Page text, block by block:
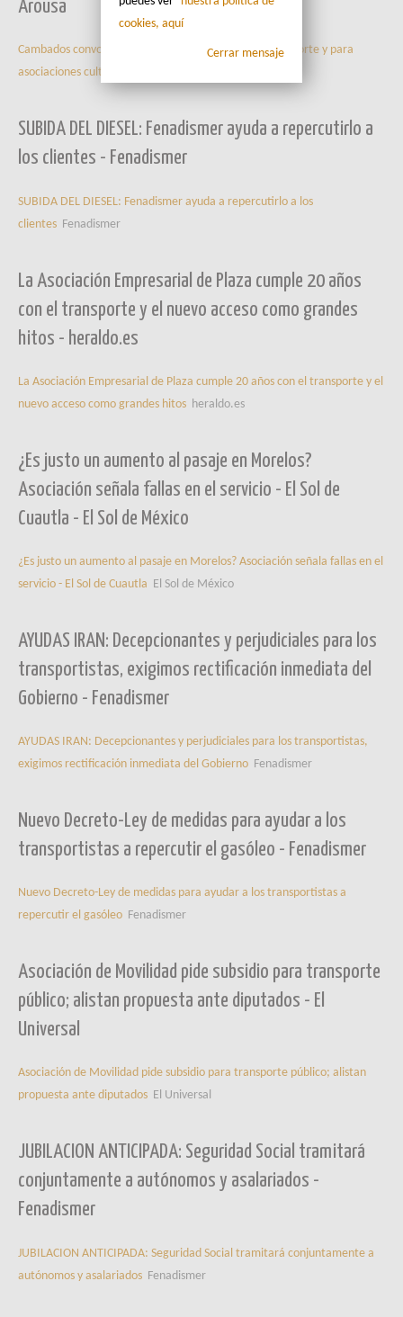
Arousa
Cambados convoca las ayudas a la educación y el transporte y para
asociaciones culturales
SUBIDA DEL DIESEL: Fenadismer ayuda a repercutirlo a
los clientes - Fenadismer
SUBIDA DEL DIESEL: Fenadismer ayuda a repercutirlo a los
clientes Fenadismer
La Asociación Empresarial de Plaza cumple 20 años
con el transporte y el nuevo acceso como grandes
hitos - heraldo.es
La Asociación Empresarial de Plaza cumple 20 años con el transporte y el
nuevo acceso como grandes hitos heraldo.es
¿Es justo un aumento al pasaje en Morelos?
Asociación señala fallas en el servicio - El Sol de
Cuautla - El Sol de México
¿Es justo un aumento al pasaje en Morelos? Asociación señala fallas en el
servicio - El Sol de Cuautla El Sol de México
AYUDAS IRAN: Decepcionantes y perjudiciales para los
transportistas, exigimos rectificación inmediata del
Gobierno - Fenadismer
AYUDAS IRAN: Decepcionantes y perjudiciales para los transportistas,
exigimos rectificación inmediata del Gobierno Fenadismer
Nuevo Decreto-Ley de medidas para ayudar a los
transportistas a repercutir el gasóleo - Fenadismer
Nuevo Decreto-Ley de medidas para ayudar a los transportistas a
repercutir el gasóleo Fenadismer
Asociación de Movilidad pide subsidio para transporte
público; alistan propuesta ante diputados - El
Universal
Asociación de Movilidad pide subsidio para transporte público; alistan
propuesta ante diputados El Universal
JUBILACION ANTICIPADA: Seguridad Social tramitará
conjuntamente a autónomos y asalariados -
Fenadismer
JUBILACION ANTICIPADA: Seguridad Social tramitará conjuntamente a
autónomos y asalariados Fenadismer
cookies, aquí
Cerrar mensaje